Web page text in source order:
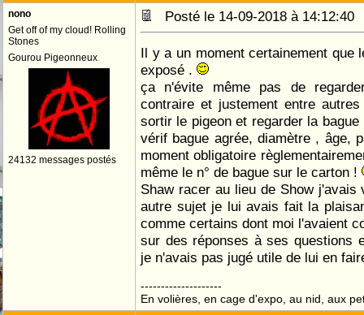
nono
Get off of my cloud! Rolling
Stones
Gourou Pigeonneux
24132 messages postés
Posté le 14-09-2018 à
Il y a un moment certainement que
exposé .
ça n'évite même pas de
contraire et justement entre
sortir le pigeon et regarder la
vérif bague agrée, diamètre , âge,
moment obligatoire
même le n° de bague sur le carton !
Shaw racer au lieu de Show
autre sujet je lui avais fait la
comme certains dont moi l'avaient
sur des réponses à ses questions
je n'avais pas jugé utile de lui en
--------------------
En volières, en cage d'expo, au nid, aux